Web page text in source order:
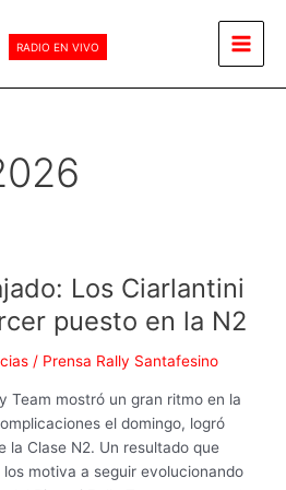
RADIO EN VIVO
Main
Los Ciarlantini
puesto en la N2
/ Prensa Rally Santafesino
Team mostró un gran ritmo en la
el domingo, logró
la Clase N2. Un resultado que
motiva a seguir evolucionando